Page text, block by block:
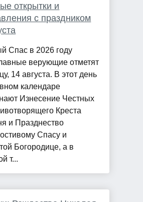
открытки и
с праздником
Спас в 2026 году
верующие отметят
14 августа. В этот день
календаре
Изнесение Честных
Креста
и Празднество
Спасу и
Богородице, а в
т...